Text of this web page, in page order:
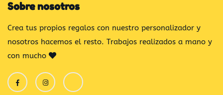
Sobre nosotros
Crea tus propios regalos con nuestro personalizador y
nosotros hacemos el resto. Trabajos realizados a mano y
con mucho